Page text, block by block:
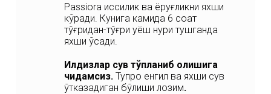
Passiora иссиқлик ва ёруғликни яхши
кўради. Кунига камида 6 соат
тўғридан-тўғри қуёш нури тушганда
яхши ўсади.
Илдизлар сув тўпланиб қолишига
чидамсиз. Тупроқ енгил ва яхши сув
ўтказадиган бўлиши лозим.